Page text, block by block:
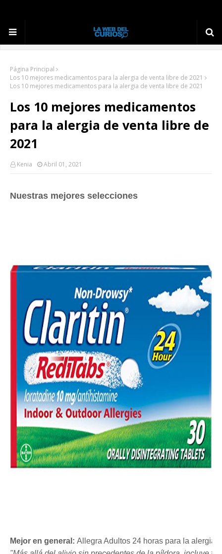
Página Principal
Los 10 mejores medicamentos para la alergia de venta libre de 2021
Los 10 mejores medicamentos para la alergia de venta libre de 2021
Los 10 mejores medicamentos
para la alergia de venta libre de
2021
Kenia Abril 01, 2021
Nuestras mejores selecciones
Mejor en general: Allegra Adultos 24 horas para la alergia